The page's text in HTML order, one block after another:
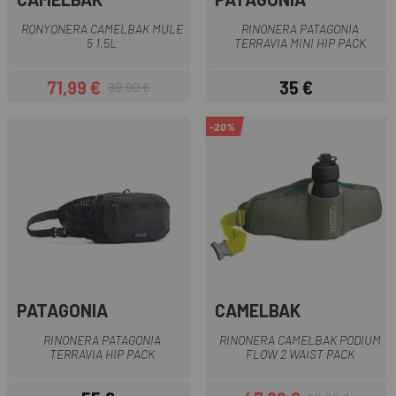
RONYONERA CAMELBAK MULE
5 1.5L
Preu
71,99 €Preu regular
89,99 €
RINONERA PATAGONIA
TERRAVIA MINI HIP PACK
Preu
35 €
PATAGONIA
RINONERA PATAGONIA
TERRAVIA HIP PACK
-20%
CAMELBAK
RINONERA CAMELBAK PODIUM
FLOW 2 WAIST PACK